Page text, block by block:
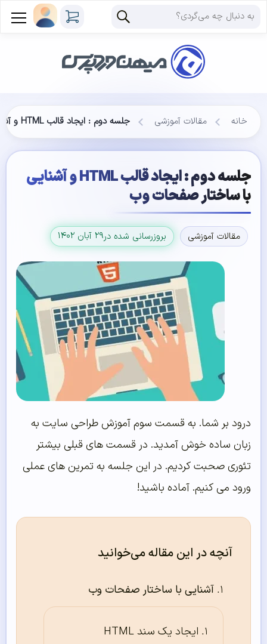
خانه مقالات آموزشی جلسه دوم : ایجاد قالب HTML و آشنایی با ساختار صفحات وب
جلسه دوم : ایجاد قالب HTML و آشنایی
با ساختار صفحات وب
مقالات آموزشی بروزرسانی شده در۲۹ آبان ۱۴۰۲
درود بر شما. به قسمت سوم آموزش طراحی سایت به
زبان ساده خوش آمدید. در قسمت های قبلی بیشتر
تئوری صحبت کردیم. در این جلسه به تمرین های عملی
ورود می کنیم. آماده باشید!
آنچه در این مقاله می‌خوانید
آشنایی با ساختار صفحات وب
ایجاد یک سند HTML